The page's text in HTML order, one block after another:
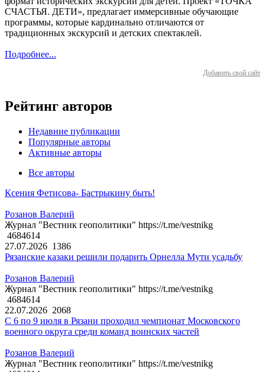
СЧАСТЬЯ. ДЕТИ», предлагает иммерсивные обучающие
программы, которые кардинально отличаются от
традиционных экскурсий и детских спектаклей.
Подробнее...
Добавить свой сайт
Рейтинг авторов
Недавние публикации
Популярные авторы
Активные авторы
Все авторы
Ксения Фетисова- Бастрыкину быть!
Розанов Валерий
Журнал "Вестник геополитики" https://t.me/vestnikg
4684614
27.07.2026 1386
Рязанские казаки решили подарить Орнелла Мути усадьбу
Розанов Валерий
Журнал "Вестник геополитики" https://t.me/vestnikg
4684614
22.07.2026 2068
С 6 по 9 июля в Рязани проходил чемпионат Московского
военного округа среди команд воинских частей
Розанов Валерий
Журнал "Вестник геополитики" https://t.me/vestnikg